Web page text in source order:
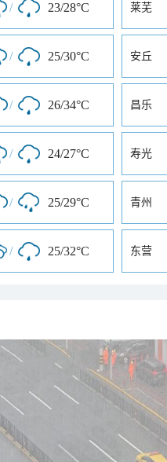
/ 23/28°C 莱芜
/ 25/30°C 安丘
/ 26/34°C 昌乐
/ 24/27°C 寿光
/ 25/29°C 青州
/ 25/32°C 东营